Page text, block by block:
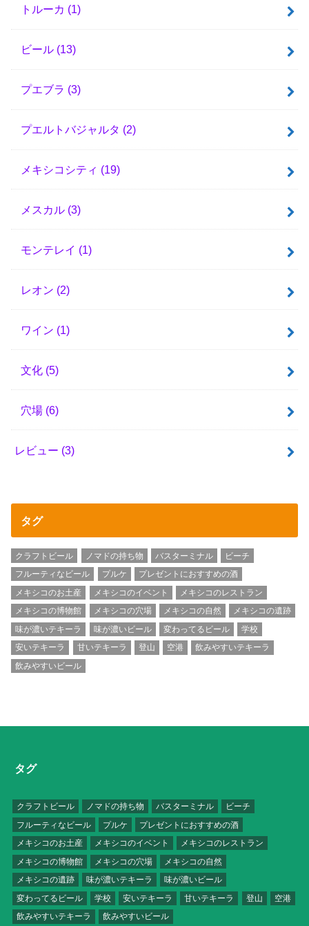
トルーカ (1)
ビール (13)
プエブラ (3)
プエルトバジャルタ (2)
メキシコシティ (19)
メスカル (3)
モンテレイ (1)
レオン (2)
ワイン (1)
文化 (5)
穴場 (6)
レビュー (3)
タグ
クラフトビール ノマドの持ち物 バスターミナル
ビーチ
フルーティなビール
プルケ
プレゼントにおすすめの酒
メキシコのお土産
メキシコのイベント
メキシコのレストラン
メキシコの博物館
メキシコの穴場 メキシコの自然
メキシコの遺跡
味が濃いテキーラ
味が濃いビール 変わってるビール
学校
安いテキーラ
甘いテキーラ 登山 空港
飲みやすいテキーラ
飲みやすいビール
タグ
クラフトビール ノマドの持ち物 バスターミナル
ビーチ
フルーティなビール
プルケ
プレゼントにおすすめの酒
メキシコのお土産
メキシコのイベント
メキシコのレストラン
メキシコの博物館
メキシコの穴場
メキシコの自然
メキシコの遺跡
味が濃いテキーラ
味が濃いビール
変わってるビール
学校 安いテキーラ 甘いテキーラ 登山
空港
飲みやすいテキーラ
飲みやすいビール